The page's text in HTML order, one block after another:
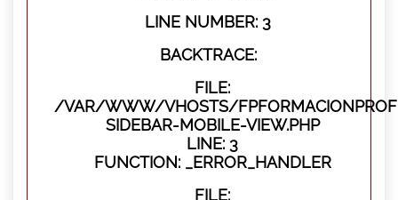
LINE NUMBER: 3
BACKTRACE:
FILE:
/VAR/WWW/VHOSTS/
SIDEBAR-MOBILE-VIEW.PHP
LINE: 3
FUNCTION: _ERROR_HANDLER
FILE: